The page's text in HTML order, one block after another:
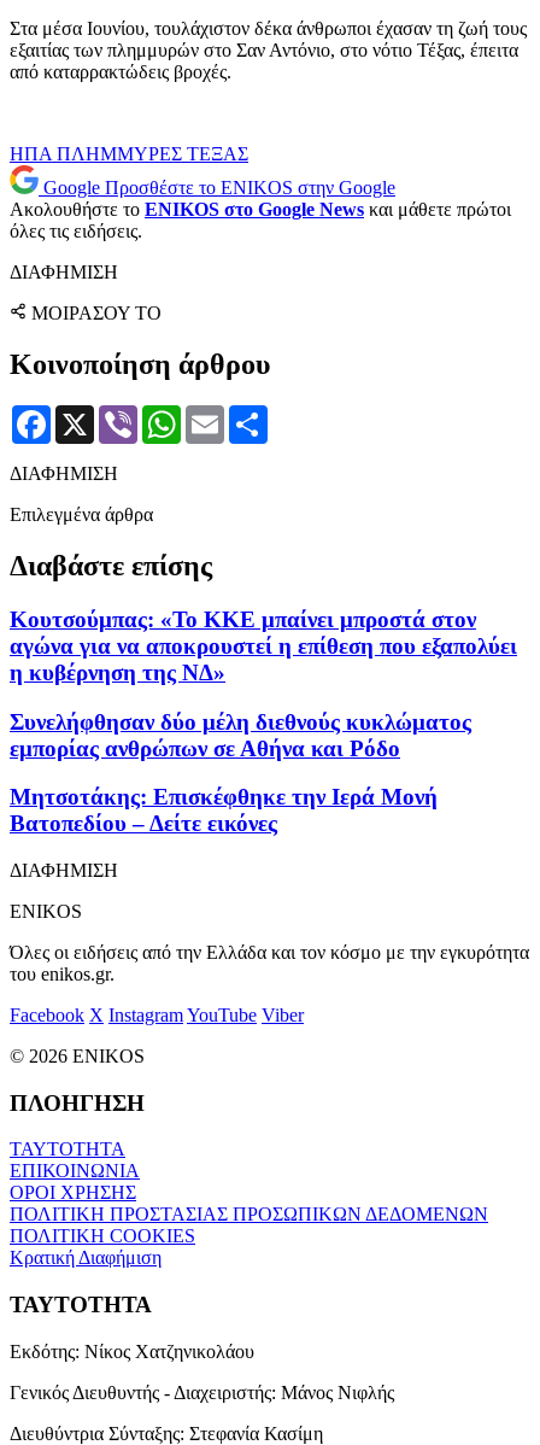
Στα μέσα Ιουνίου, τουλάχιστον δέκα άνθρωποι έχασαν τη ζωή τους
εξαιτίας των πλημμυρών στο Σαν Αντόνιο, στο νότιο Τέξας, έπειτα
από καταρρακτώδεις βροχές.
ΗΠΑ ΠΛΗΜΜΥΡΕΣ ΤΕΞΑΣ
Google Προσθέστε το ENIKOS στην Google
Ακολουθήστε το ENIKOS στο Google News και μάθετε πρώτοι
όλες τις ειδήσεις.
ΔΙΑΦΗΜΙΣΗ
ΜΟΙΡΑΣΟΥ ΤΟ
Κοινοποίηση άρθρου
Facebook
X Viber WhatsApp
Email
ΔΙΑΦΗΜΙΣΗ
Επιλεγμένα άρθρα
Διαβάστε επίσης
Κουτσούμπας: «Το ΚΚΕ μπαίνει μπροστά στον
αγώνα για να αποκρουστεί η επίθεση που εξαπολύει
η κυβέρνηση της ΝΔ»
Συνελήφθησαν δύο μέλη διεθνούς κυκλώματος
εμπορίας ανθρώπων σε Αθήνα και Ρόδο
Μητσοτάκης: Επισκέφθηκε την Ιερά Μονή
Βατοπεδίου – Δείτε εικόνες
ΔΙΑΦΗΜΙΣΗ
ENIKOS
Όλες οι ειδήσεις από την Ελλάδα και τον κόσμο με την εγκυρότητα
του enikos.gr.
Facebook X InstagramYouTube Viber
© 2026 ENIKOS
ΠΛΟΗΓΗΣΗ
ΤΑΥΤΟΤΗΤΑ
ΕΠΙΚΟΙΝΩΝΙΑ
ΟΡΟΙ ΧΡΗΣΗΣ
ΠΟΛΙΤΙΚΗ ΠΡΟΣΤΑΣΙΑΣ ΠΡΟΣΩΠΙΚΩΝ ΔΕΔΟΜΕΝΩΝ
ΠΟΛΙΤΙΚΗ COOKIES
Κρατική Διαφήμιση
ΤΑΥΤΟΤΗΤΑ
Εκδότης: Νίκος Χατζηνικολάου
Γενικός Διευθυντής - Διαχειριστής: Μάνος Νιφλής
Διευθύντρια Σύνταξης: Στεφανία Κασίμη